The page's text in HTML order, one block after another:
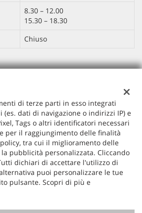
8.30 – 12.00
15.30 – 18.30
Chiuso
(LC)
i.v.
di terze parti in esso integrati
dati di navigazione o indirizzi IP) e
Tags o altri identificatori necessari
per il raggiungimento delle finalità
tra cui il miglioramento delle
pubblicità personalizzata. Cliccando
dichiari di accettare l'utilizzo di
puoi personalizzare le tue
pulsante. Scopri di più e